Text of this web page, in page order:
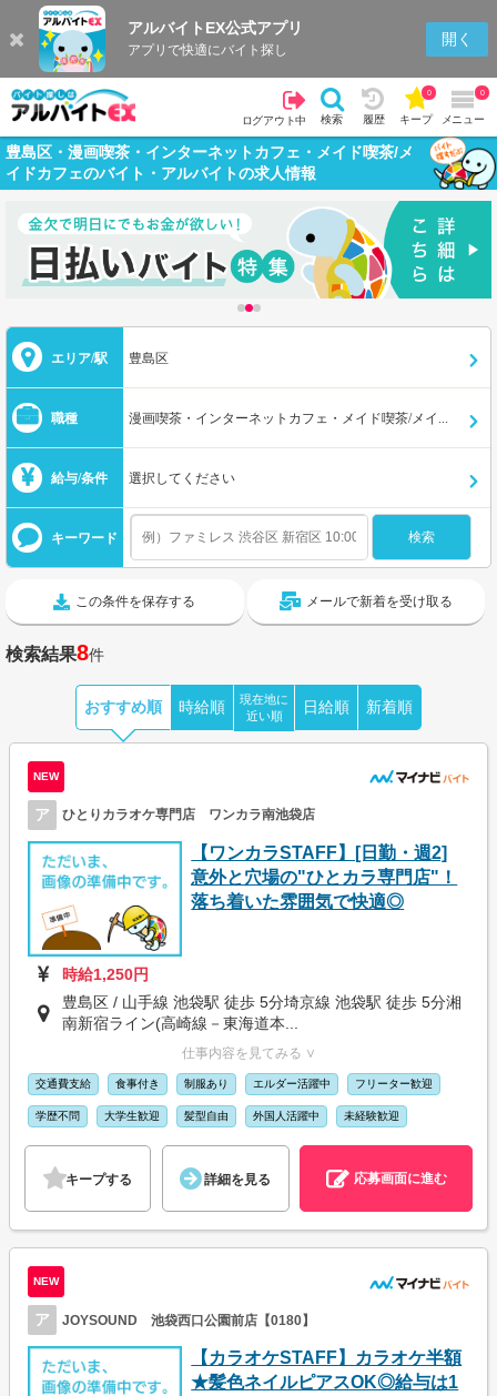
アルバイトEX公式アプリ
アプリで快適にバイト探し
開く
ログアウト中 検索 履歴 キープ
0
メニュー
0
豊島区・漫画喫茶・インターネットカフェ・メイド喫茶/メ
イドカフェのバイト・アルバイトの求人情報
エリア/駅 豊島区
職種
給与/条件 選択してください
キーワード
この条件を保存する メールで新着を受け取る
検索結果8件
おすすめ順 時給順
現在地に
近い順
日給順 新着順
NEW
ア ひとりカラオケ専門店 ワンカラ南池袋店
【ワンカラSTAFF】[日勤・週2]
意外と穴場の"ひとカラ専門店"！
落ち着いた雰囲気で快適◎
時給1,250円
豊島区 / 山手線 池袋駅 徒歩 5分埼京線 池袋駅 徒歩 5分湘
南新宿ライン(高崎線－東海道本...
仕事内容を見てみる ∨
交通費支給 食事付き 制服あり エルダー活躍中 フリーター歓迎
学歴不問 大学生歓迎 髪型自由 外国人活躍中 未経験歓迎
キープする 詳細を見る 応募画面に進む
NEW
ア JOYSOUND 池袋西口公園前店【0180】
【カラオケSTAFF】カラオケ半額
★髪色ネイルピアスOK◎給与は1